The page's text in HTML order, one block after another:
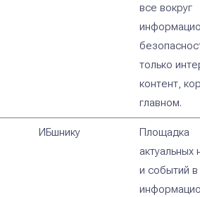
все вокруг
только
контент,
главном.
ИБшнику
Площадка
актуальных
и событий